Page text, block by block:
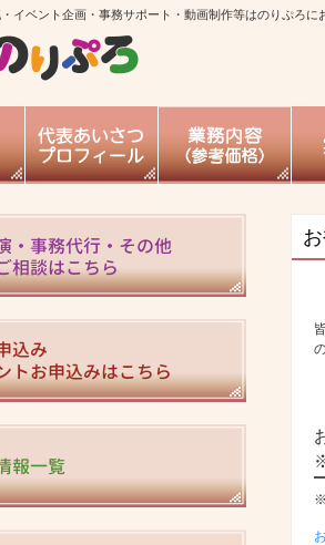
・イベント企画・事務サポート・動画制作等はのりぷろに
※